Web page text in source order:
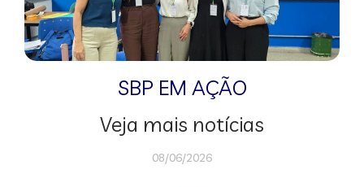
SBP EM AÇÃO
Veja mais notícias
08/06/2026